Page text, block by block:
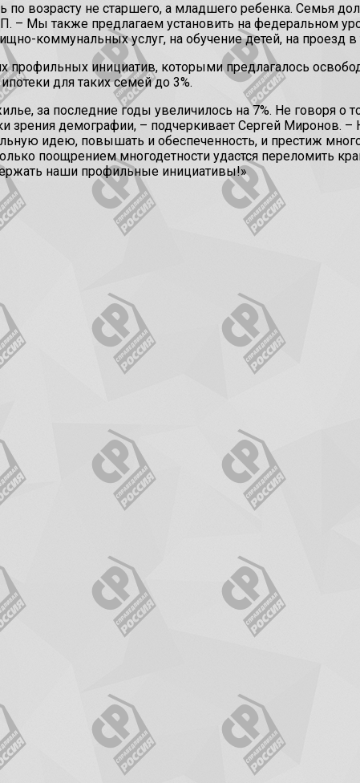
возрасту не старшего, а младшего ребенка. Семья
– Мы также предлагаем установить на федеральном
коммунальных услуг, на обучение детей, на проезд в
профильных инициатив, которыми предлагалось
для таких семей до 3%.
за последние годы увеличилось на 7%. Не говоря о
зрения демографии, – подчеркивает Сергей Миронов.
идею, повышать и обеспеченность, и престиж
поощрением многодетности удастся переломить
наши профильные инициативы!»